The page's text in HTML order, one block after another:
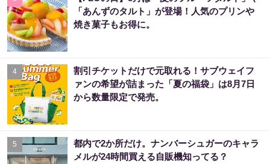
「あんずのタルト」が登場！人気のプリンや
焼き菓子もお得に。
4
割引チケットだけで元取れる！サブウェイフ
ァンの希望が詰まった「夏の福袋」は8月7日
から数量限定で発売。
5
都内で2か所だけ。ナンバーシュガーのキャラ
メルが24時間買える自販機知ってる？